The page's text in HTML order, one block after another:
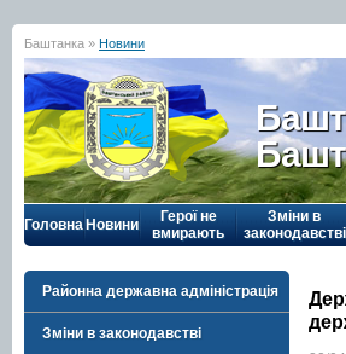
Баштанка » Новини
Головна Новини
Герої не
вмирають
Зміни в
законодавстві
Районна державна адміністрація
Зміни в законодавстві